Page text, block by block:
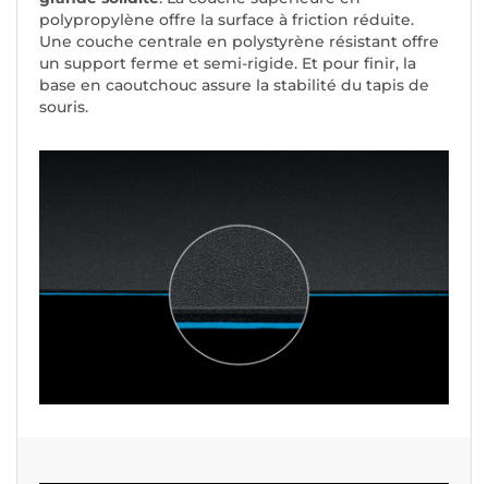
polypropylène offre la surface à friction réduite.
Une couche centrale en polystyrène résistant offre
un support ferme et semi-rigide. Et pour finir, la
base en caoutchouc assure la stabilité du tapis de
souris.